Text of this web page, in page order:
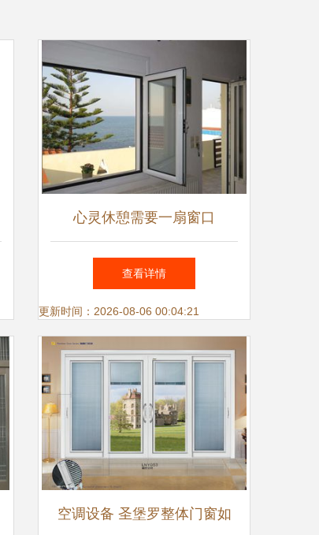
心灵休憩需要一扇窗口
查看详情
更新时间：2026-08-06 00:04:21
空调设备 圣堡罗整体门窗如